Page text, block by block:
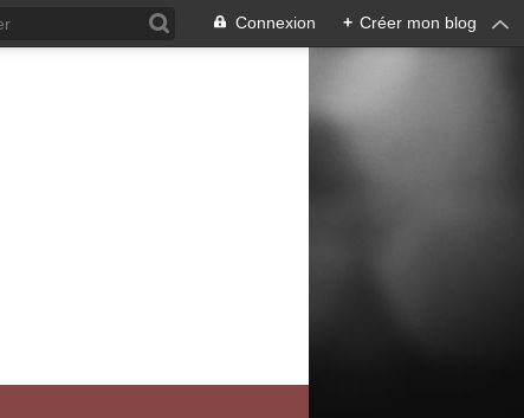
Connexion + Créer mon blog